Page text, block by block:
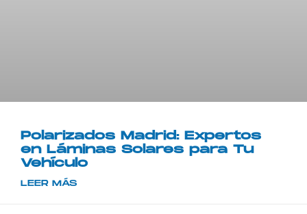
Polarizados Madrid: Expertos
en Láminas Solares para Tu
Vehículo
LEER MÁS